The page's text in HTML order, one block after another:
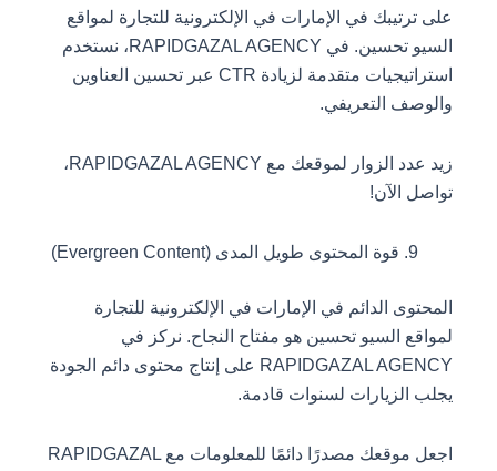
على ترتيبك في الإمارات في الإلكترونية للتجارة لمواقع
السيو تحسين. في RAPIDGAZAL AGENCY، نستخدم
استراتيجيات متقدمة لزيادة CTR عبر تحسين العناوين
والوصف التعريفي.
زيد عدد الزوار لموقعك مع RAPIDGAZAL AGENCY،
تواصل الآن!
قوة المحتوى طويل المدى (Evergreen Content)
المحتوى الدائم في الإمارات في الإلكترونية للتجارة
لمواقع السيو تحسين هو مفتاح النجاح. نركز في
RAPIDGAZAL AGENCY على إنتاج محتوى دائم الجودة
يجلب الزيارات لسنوات قادمة.
اجعل موقعك مصدرًا دائمًا للمعلومات مع RAPIDGAZAL